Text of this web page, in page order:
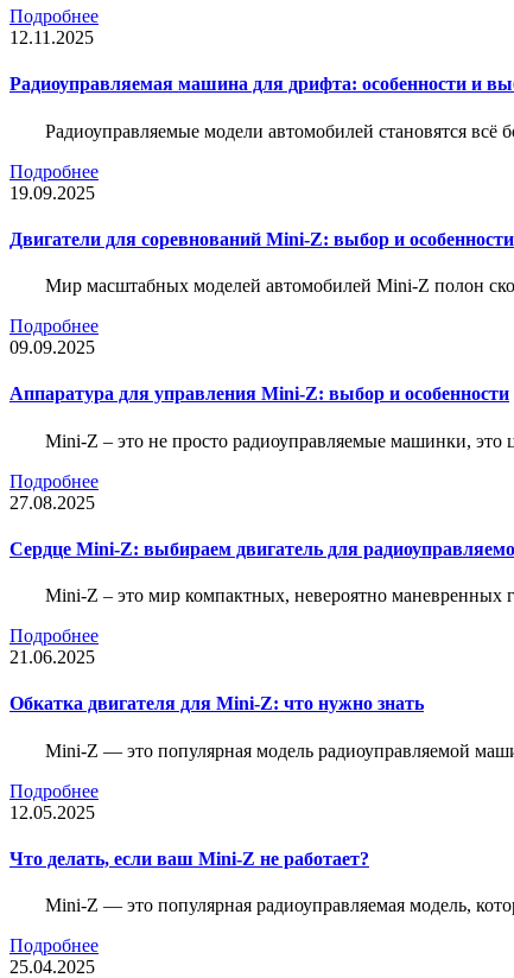
Подробнее
12.11.2025
Радиоуправляемая машина для дрифта: особенности и
Радиоуправляемые модели автомобилей становятся
Подробнее
19.09.2025
Двигатели для соревнований Mini-Z: выбор и особенности
Мир масштабных моделей автомобилей Mini-Z полон
Подробнее
09.09.2025
Аппаратура для управления Mini-Z: выбор и особенности
Mini-Z – это не просто радиоуправляемые машинки,
Подробнее
27.08.2025
Сердце Mini-Z: выбираем двигатель для
Mini-Z – это мир компактных, невероятно
Подробнее
21.06.2025
Обкатка двигателя для Mini-Z: что нужно знать
Mini-Z — это популярная модель радиоуправляемой
Подробнее
12.05.2025
Что делать, если ваш Mini-Z не работает?
Mini-Z — это популярная радиоуправляемая модель,
Подробнее
25.04.2025